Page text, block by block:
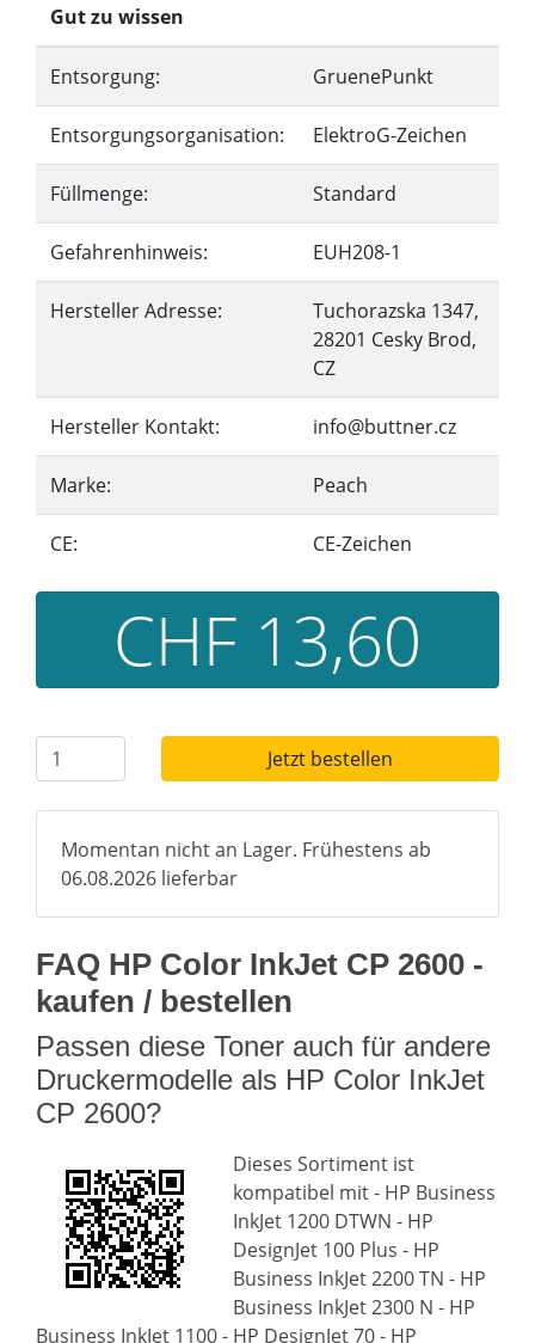
Gut zu wissen
Entsorgung: GruenePunkt
Entsorgungsorganisation: ElektroG-Zeichen
Füllmenge: Standard
Gefahrenhinweis: EUH208-1
Hersteller Adresse:
Tuchorazska 1347,
28201 Cesky Brod,
CZ
Hersteller Kontakt: info@buttner.cz
Marke: Peach
CE: CE-Zeichen
CHF 13,60
Jetzt bestellen
Momentan nicht an Lager. Frühestens ab
06.08.2026 lieferbar
FAQ HP Color InkJet CP 2600 -
kaufen / bestellen
Passen diese Toner auch für andere
Druckermodelle als HP Color InkJet
CP 2600?
Dieses Sortiment ist
kompatibel mit - HP Business
InkJet 1200 DTWN - HP
DesignJet 100 Plus - HP
Business InkJet 2200 TN - HP
Business InkJet 2300 N - HP
Business InkJet 1100 - HP DesignJet 70 - HP